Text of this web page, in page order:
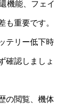
機能、フェイ
も重要です。
テリー低下時
確認しましょ
の閲覧、機体